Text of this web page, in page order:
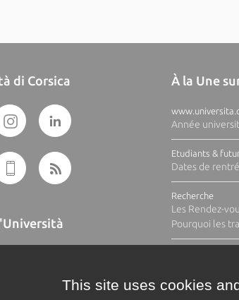
di Corsica À la Une
Année
Etudiants &
Dates de
Recherche
Les Rendez-
Pourquoi les
This site uses cookies